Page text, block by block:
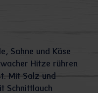
Sahne und Käse
Hitze rühren
Mit Salz und
Schnittlauch